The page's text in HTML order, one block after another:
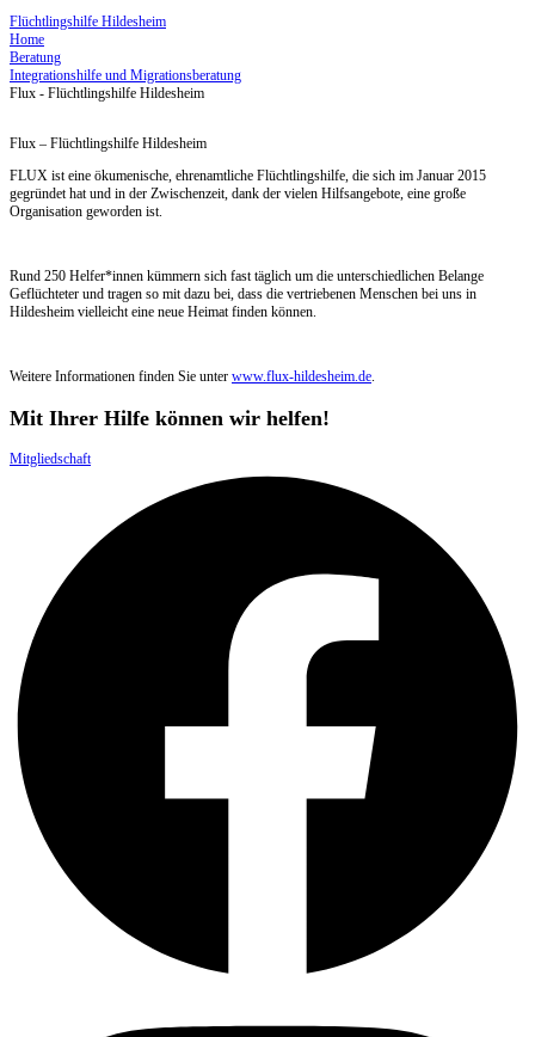
Flüchtlingshilfe Hildesheim
Home
Beratung
Integrationshilfe und Migrationsberatung
Flux - Flüchtlingshilfe Hildesheim
Flux – Flüchtlingshilfe Hildesheim
FLUX ist eine ökumenische, ehrenamtliche Flüchtlingshilfe, die sich im Januar 2015
gegründet hat und in der Zwischenzeit, dank der vielen Hilfsangebote, eine große
Organisation geworden ist.
Rund 250 Helfer*innen kümmern sich fast täglich um die unterschiedlichen Belange
Geflüchteter und tragen so mit dazu bei, dass die vertriebenen Menschen bei uns in
Hildesheim vielleicht eine neue Heimat finden können.
Weitere Informationen finden Sie unter www.flux-hildesheim.de.
Mit Ihrer Hilfe können wir helfen!
Mitgliedschaft